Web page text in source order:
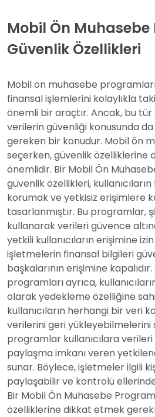
Mobil Ön Muhasebe
Güvenlik Özellikleri
Mobil ön muhasebe
finansal işlemlerini kolaylıkla
önemli bir araçtır. Ancak, bu
verilerin güvenliği konusunda
gereken bir konudur. Mobil ön
seçerken, güvenlik özelliklerine
önemlidir. Bir Mobil Ön
güvenlik özellikleri,
korumak ve yetkisiz erişimlere
tasarlanmıştır. Bu programlar,
kullanarak verileri güvence
yetkili kullanıcıların erişimine
işletmelerin finansal bilgileri
başkalarının erişimine
programları ayrıca,
olarak yedekleme özelliğine
kullanıcıların herhangi bir veri
verilerini geri yükleyebilmelerini
programlar kullanıcılara
paylaşma imkanı veren
sunar. Böylece, işletmeler ilgili
paylaşabilir ve kontrolü
Bir Mobil Ön Muhasebe
özelliklerine dikkat etmek